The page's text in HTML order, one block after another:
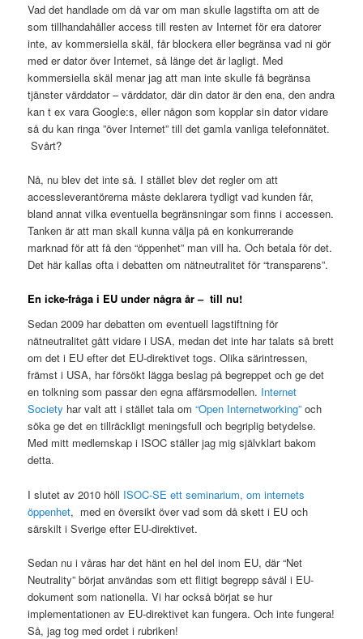
Vad det handlade om då var om man skulle lagstifta om att de
som tillhandahåller access till resten av Internet för era datorer
inte, av kommersiella skäl, får blockera eller begränsa vad ni gör
med er dator över Internet, så länge det är lagligt. Med
kommersiella skäl menar jag att man inte skulle få begränsa
tjänster värddator – värddator, där din dator är den ena, den andra
kan t ex vara Google:s, eller någon som kopplar sin dator vidare
så du kan ringa ”över Internet” till det gamla vanliga telefonnätet.
Svårt?
Nå, nu blev det inte så. I stället blev det regler om att
accessleverantörerna måste deklarera tydligt vad kunden får,
bland annat vilka eventuella begränsningar som finns i accessen.
Tanken är att man skall kunna välja på en konkurrerande
marknad för att få den “öppenhet” man vill ha. Och betala för det.
Det här kallas ofta i debatten om nätneutralitet för “transparens”.
En icke-fråga i EU under några år – till nu!
Sedan 2009 har debatten om eventuell lagstiftning för
nätneutralitet gått vidare i USA, medan det inte har talats så brett
om det i EU efter det EU-direktivet togs. Olika särintressen,
främst i USA, har försökt lägga beslag på begreppet och ge det
en tolkning som passar den egna affärsmodellen. Internet
Society har valt att i stället tala om“Open Internetworking” och
söka ge det en tillräckligt meningsfull och begriplig betydelse.
Med mitt medlemskap i ISOC ställer jag mig självklart bakom
detta.
I slutet av 2010 höll ISOC-SE ett seminarium, om internets
öppenhet, med en översikt över vad som då skett i EU och
särskilt i Sverige efter EU-direktivet.
Sedan nu i våras har det hänt en hel del inom EU, där “Net
Neutrality” börjat användas som ett flitigt begrepp såväl i EU-
dokument som nationella. Vi har också börjat se hur
implementationen av EU-direktivet kan fungera. Och inte fungera!
Så, jag tog med ordet i rubriken!